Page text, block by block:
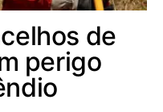
de
perigo